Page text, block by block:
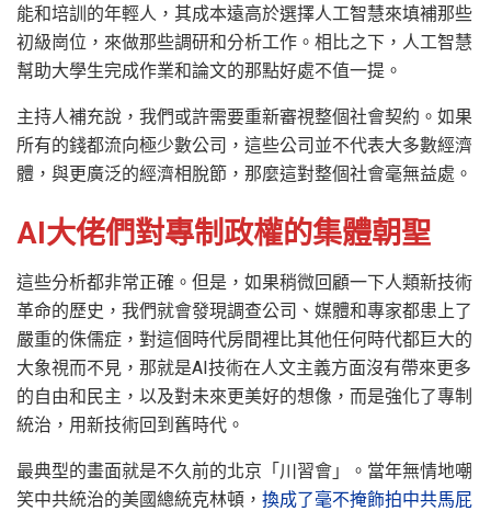
能和培訓的年輕人，其成本遠高於選擇人工智慧來填補那些
初級崗位，來做那些調研和分析工作。相比之下，人工智慧
幫助大學生完成作業和論文的那點好處不值一提。
主持人補充說，我們或許需要重新審視整個社會契約。如果
所有的錢都流向極少數公司，這些公司並不代表大多數經濟
體，與更廣泛的經濟相脫節，那麼這對整個社會毫無益處。
AI大佬們對專制政權的集體朝聖
這些分析都非常正確。但是，如果稍微回顧一下人類新技術
革命的歷史，我們就會發現調查公司、媒體和專家都患上了
嚴重的侏儒症，對這個時代房間裡比其他任何時代都巨大的
大象視而不見，那就是AI技術在人文主義方面沒有帶來更多
的自由和民主，以及對未來更美好的想像，而是強化了專制
統治，用新技術回到舊時代。
最典型的畫面就是不久前的北京「川習會」。當年無情地嘲
笑中共統治的美國總統克林頓， 換成了毫不掩飾拍中共馬屁